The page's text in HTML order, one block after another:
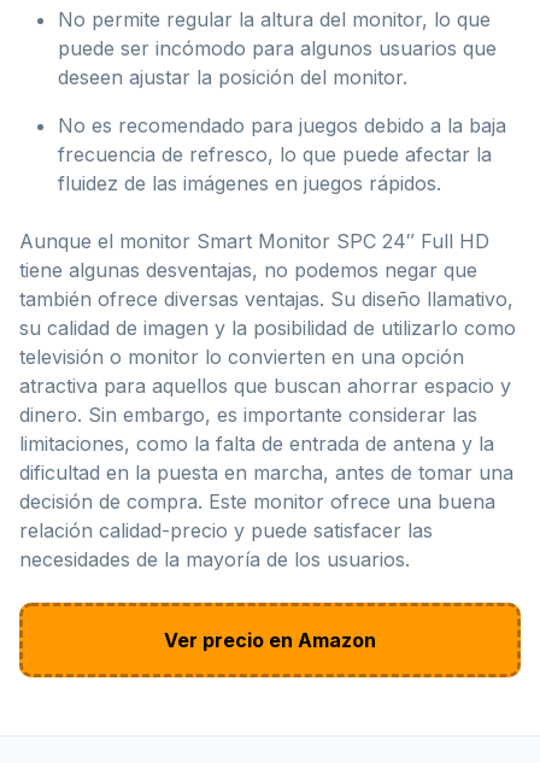
No permite regular la altura del monitor, lo que
puede ser incómodo para algunos usuarios que
deseen ajustar la posición del monitor.
No es recomendado para juegos debido a la baja
frecuencia de refresco, lo que puede afectar la
fluidez de las imágenes en juegos rápidos.
Aunque el monitor Smart Monitor SPC 24″ Full HD
tiene algunas desventajas, no podemos negar que
también ofrece diversas ventajas. Su diseño llamativo,
su calidad de imagen y la posibilidad de utilizarlo como
televisión o monitor lo convierten en una opción
atractiva para aquellos que buscan ahorrar espacio y
dinero. Sin embargo, es importante considerar las
limitaciones, como la falta de entrada de antena y la
dificultad en la puesta en marcha, antes de tomar una
decisión de compra. Este monitor ofrece una buena
relación calidad-precio y puede satisfacer las
necesidades de la mayoría de los usuarios.
Ver precio en Amazon